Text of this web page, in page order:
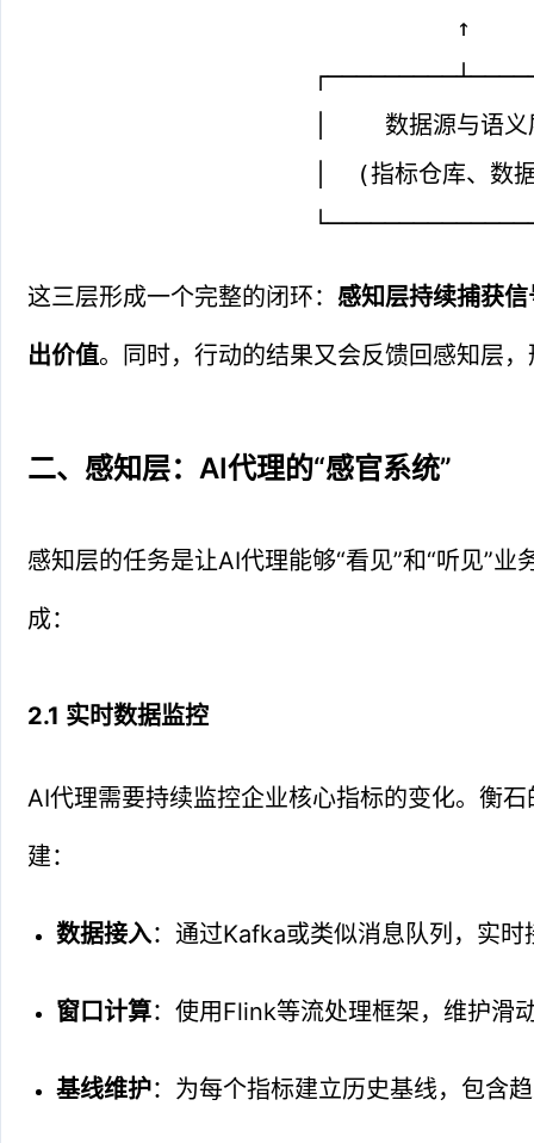
↑
│    数据源与语义层
│  (指标仓库、数据连
这三层形成一个完整的闭环：感知层持续捕获
出价值。同时，行动的结果又会反馈回感知层
二、感知层：AI代理的“感官系统”
感知层的任务是让AI代理能够“看见”和“听见”
成：
2.1 实时数据监控
AI代理需要持续监控企业核心指标的变化。衡石
建：
数据接入：通过Kafka或类似消息队列，实
窗口计算：使用Flink等流处理框架，维护滑
基线维护：为每个指标建立历史基线，包含